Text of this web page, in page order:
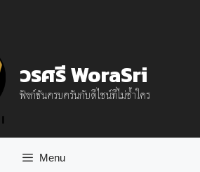
วรศรี WoraSri
ฟังก์ชันครบครันกับดีไซน์ที่ไม่ซ้ำใคร
Menu